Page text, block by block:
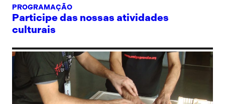
PROGRAMAÇÃO
Participe das nossas atividades
culturais